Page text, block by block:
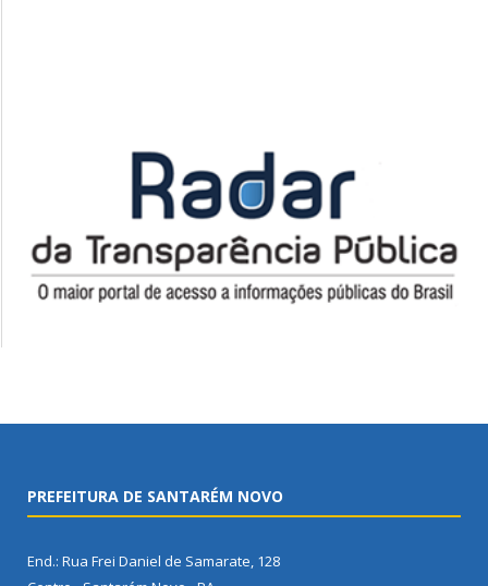
PREFEITURA DE SANTARÉM NOVO
End.: Rua Frei Daniel de Samarate, 128